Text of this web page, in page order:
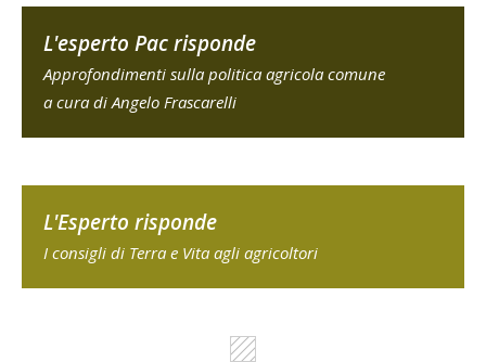
L'esperto Pac risponde
Approfondimenti sulla politica agricola comune
a cura di Angelo Frascarelli
L'Esperto risponde
I consigli di Terra e Vita agli agricoltori